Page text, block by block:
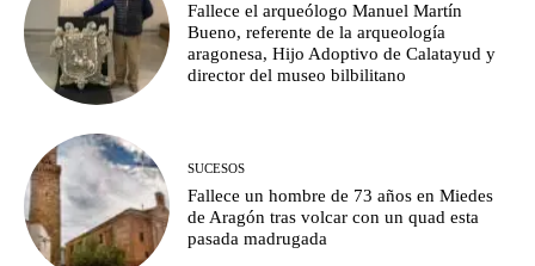
Fallece el arqueólogo Manuel Martín
Bueno, referente de la arqueología
aragonesa, Hijo Adoptivo de Calatayud y
director del museo bilbilitano
SUCESOS
Fallece un hombre de 73 años en Miedes
de Aragón tras volcar con un quad esta
pasada madrugada